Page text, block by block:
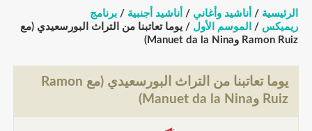
الرئيسية / أناشيد وأغاني / أناشيد أجنبية / برنامج
ريميكس / الموسم الأول / يوما تعاتبنا من التراث البورسعيدي (مع
Ramon Ruiz وManuet da la Nina)
يوما تعاتبنا من التراث البورسعيدي (مع Ramon
Ruiz وManuet da la Nina)